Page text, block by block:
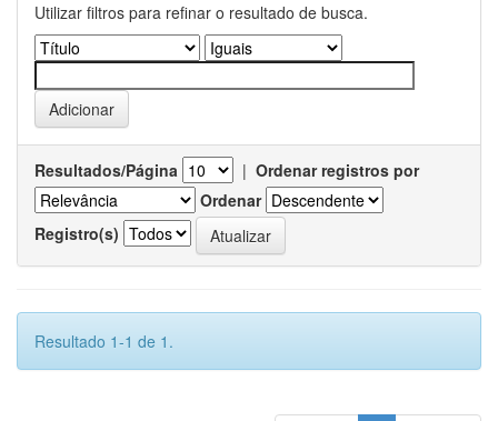
Utilizar filtros para refinar o resultado de busca.
Resultados/Página | Ordenar registros por
Ordenar
Registro(s)
Resultado 1-1 de 1.